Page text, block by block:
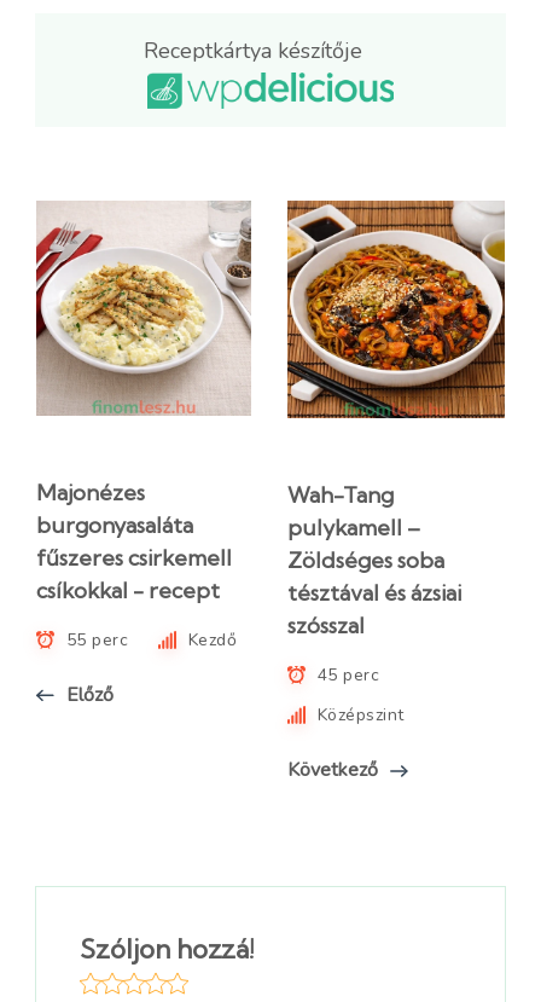
Receptkártya készítője
Majonézes
burgonyasaláta
fűszeres csirkemell
csíkokkal - recept
55 perc Kezdő
Előző
Wah-Tang
pulykamell –
Zöldséges soba
tésztával és ázsiai
szósszal
45 perc
Középszint
Következő
Szóljon hozzá!